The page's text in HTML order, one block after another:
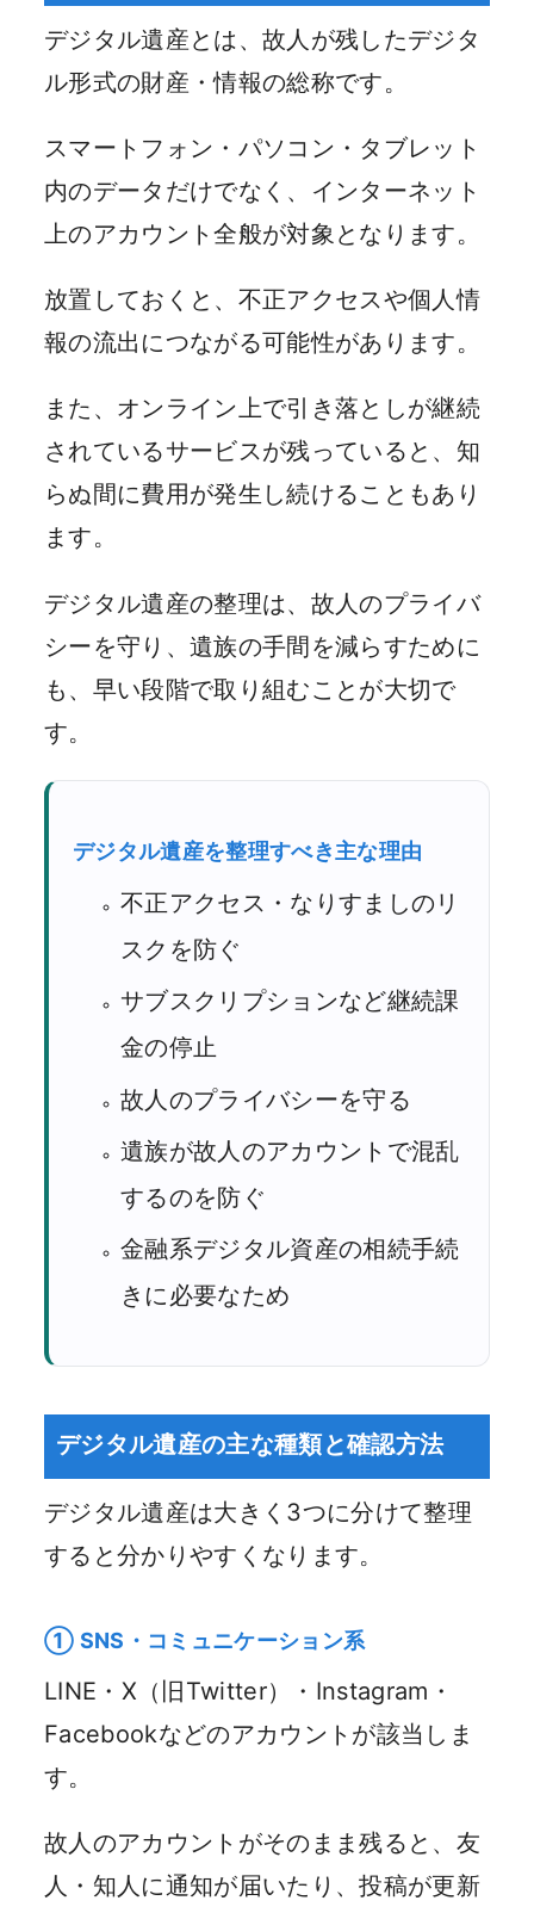
デジタル遺産とは、故人が残したデジタ
ル形式の財産・情報の総称です。
スマートフォン・パソコン・タブレット
内のデータだけでなく、インターネット
上のアカウント全般が対象となります。
放置しておくと、不正アクセスや個人情
報の流出につながる可能性があります。
また、オンライン上で引き落としが継続
されているサービスが残っていると、知
らぬ間に費用が発生し続けることもあり
ます。
デジタル遺産の整理は、故人のプライバ
シーを守り、遺族の手間を減らすために
も、早い段階で取り組むことが大切で
す。
デジタル遺産を整理すべき主な理由
不正アクセス・なりすましのリ
スクを防ぐ
サブスクリプションなど継続課
金の停止
故人のプライバシーを守る
遺族が故人のアカウントで混乱
するのを防ぐ
金融系デジタル資産の相続手続
きに必要なため
デジタル遺産の主な種類と確認方法
デジタル遺産は大きく3つに分けて整理
すると分かりやすくなります。
① SNS・コミュニケーション系
LINE・X（旧Twitter）・Instagram・
Facebookなどのアカウントが該当しま
す。
故人のアカウントがそのまま残ると、友
人・知人に通知が届いたり、投稿が更新